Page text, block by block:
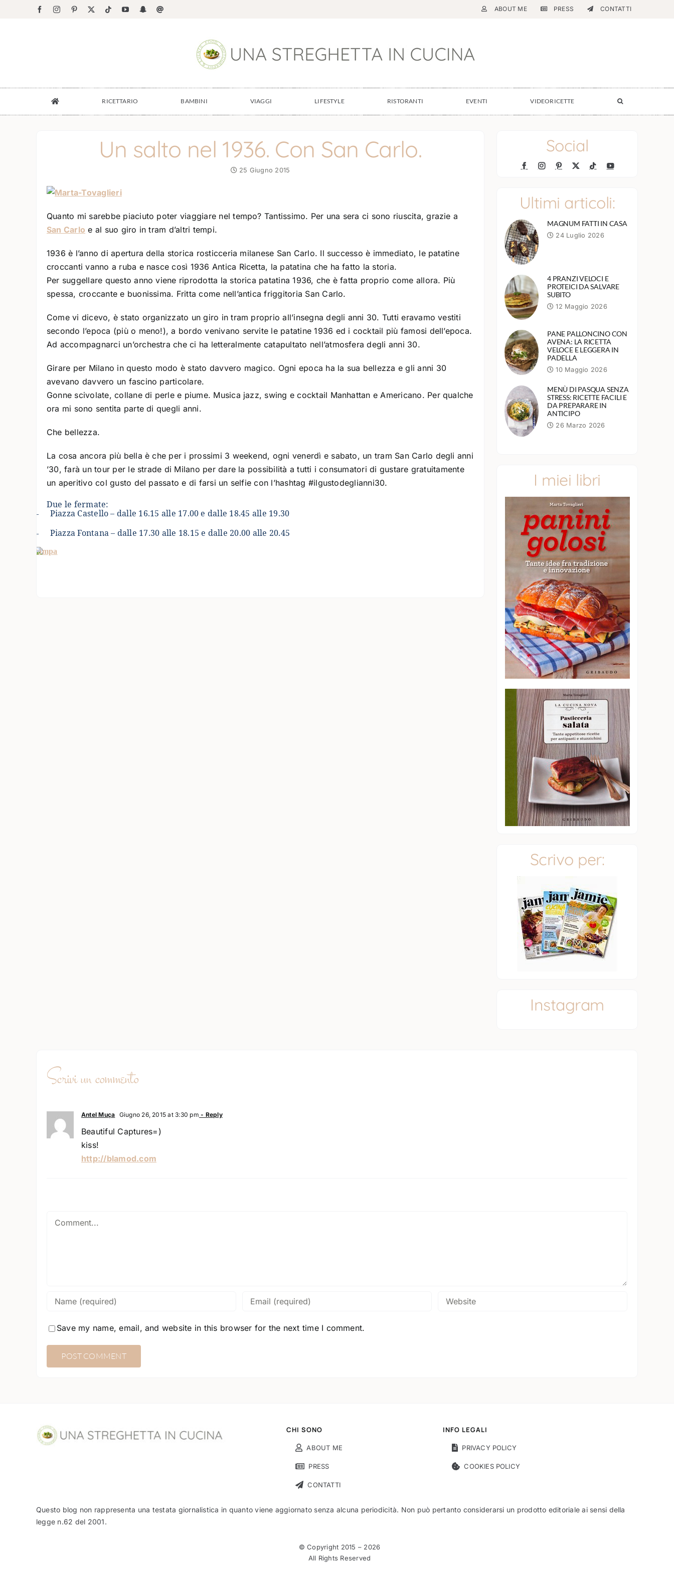
FacebookInstagramPinterest TiktokYouTubeSnapchatEmail ABOUT ME PRESS CONTATTI
RICETTARIO BAMBINI VIAGGI LIFESTYLE RISTORANTI EVENTI VIDEORICETTE
Un salto nel 1936. Con San Carlo.
25 Giugno 2015
Quanto mi sarebbe piaciuto poter viaggiare nel tempo? Tantissimo. Per una sera ci sono riuscita, grazie a
San Carlo e al suo giro in tram d’altri tempi.
1936 è l’anno di apertura della storica rosticceria milanese San Carlo. Il successo è immediato, le patatine
croccanti vanno a ruba e nasce così 1936 Antica Ricetta, la patatina che ha fatto la storia.
Per suggellare questo anno viene riprodotta la storica patatina 1936, che è fatta proprio come allora. Più
spessa, croccante e buonissima. Fritta come nell’antica friggitoria San Carlo.
Come vi dicevo, è stato organizzato un giro in tram proprio all’insegna degli anni 30. Tutti eravamo vestiti
secondo l’epoca (più o meno!), a bordo venivano servite le patatine 1936 ed i cocktail più famosi dell’epoca.
Ad accompagnarci un’orchestra che ci ha letteralmente catapultato nell’atmosfera degli anni 30.
Girare per Milano in questo modo è stato davvero magico. Ogni epoca ha la sua bellezza e gli anni 30
avevano davvero un fascino particolare.
Gonne scivolate, collane di perle e piume. Musica jazz, swing e cocktail Manhattan e Americano. Per qualche
ora mi sono sentita parte di quegli anni.
Che bellezza.
La cosa ancora più bella è che per i prossimi 3 weekend, ogni venerdì e sabato, un tram San Carlo degli anni
’30, farà un tour per le strade di Milano per dare la possibilità a tutti i consumatori di gustare gratuitamente
un aperitivo col gusto del passato e di farsi un selfie con l’hashtag #ilgustodeglianni30.
Due le fermate:
– Piazza Castello – dalle 16.15 alle 17.00 e dalle 18.45 alle 19.30
– Piazza Fontana – dalle 17.30 alle 18.15 e dalle 20.00 alle 20.45
Social
Ultimi articoli:
MAGNUM FATTI IN CASA
24 Luglio 2026
4 PRANZI VELOCI E
PROTEICI DA SALVARE
SUBITO
12 Maggio 2026
PANE PALLONCINO CON
AVENA: LA RICETTA
VELOCE E LEGGERA IN
PADELLA
10 Maggio 2026
MENÙ DI PASQUA SENZA
STRESS: RICETTE FACILI E
DA PREPARARE IN
ANTICIPO
26 Marzo 2026
I miei libri
Scrivo per:
Instagram
Scrivi un commento
Antel Muça Giugno 26, 2015 at 3:30 pm - Reply
Beautiful Captures=)
kiss!
http://blamod.com
Save my name, email, and website in this browser for the next time I comment.
CHI SONO
ABOUT ME
PRESS
CONTATTI
INFO LEGALI
PRIVACY POLICY
COOKIES POLICY
Questo blog non rappresenta una testata giornalistica in quanto viene aggiornato senza alcuna periodicità. Non può pertanto considerarsi un prodotto editoriale ai sensi della
legge n.62 del 2001.
© Copyright 2015 – 2026
All Rights Reserved